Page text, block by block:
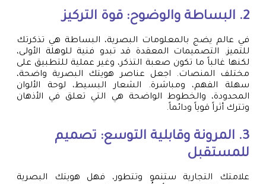
2. البساطة والوضوح: قوة التركيز
في عالم يضج بالمعلومات البصرية، البساطة هي تذكرتك
للتميز. التصميمات المعقدة قد تبدو فنية للوهلة الأولى،
لكنها غالباً ما تكون صعبة التذكر، وغير عملية للتطبيق على
مختلف المنصات. اجعل عناصر هويتك البصرية واضحة،
سهلة الفهم، ومباشرة. الشعار البسيط، لوحة الألوان
المحدودة، والخطوط الواضحة هي التي تعلق في الأذهان
وتترك أثراً قوياً ودائماً.
3. المرونة وقابلية التوسع: تصميم
للمستقبل
علامتك التجارية ستنمو وتتطور، فهل هويتك البصرية